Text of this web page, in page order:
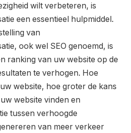
wilt verbeteren, is
een essentieel hulpmiddel.
van
ook wel SEO genoemd, is
ranking van uw website op de
te verhogen. Hoe
website, hoe groter de kans
website vinden en
tussen verhoogde
van meer verkeer